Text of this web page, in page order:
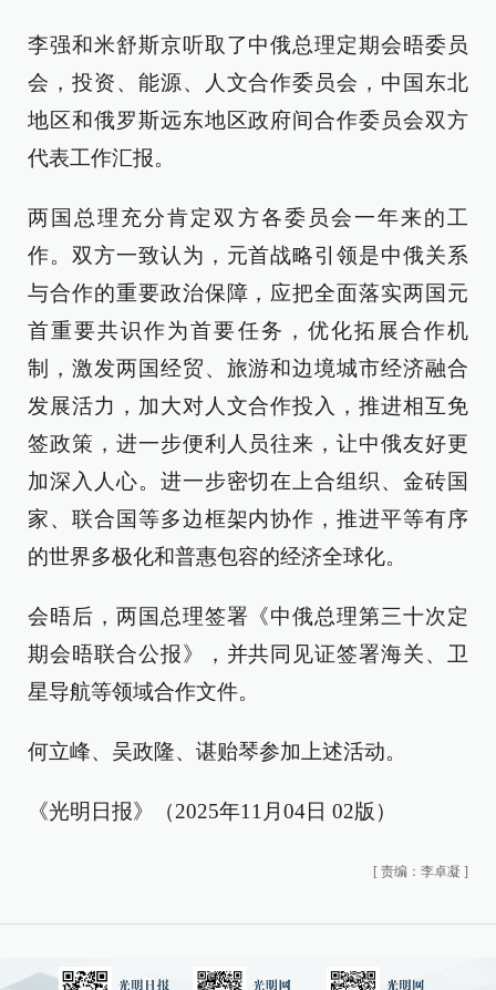
李强和米舒斯京听取了中俄总理定期会晤委员
会，投资、能源、人文合作委员会，中国东北
地区和俄罗斯远东地区政府间合作委员会双方
代表工作汇报。
两国总理充分肯定双方各委员会一年来的工
作。双方一致认为，元首战略引领是中俄关系
与合作的重要政治保障，应把全面落实两国元
首重要共识作为首要任务，优化拓展合作机
制，激发两国经贸、旅游和边境城市经济融合
发展活力，加大对人文合作投入，推进相互免
签政策，进一步便利人员往来，让中俄友好更
加深入人心。进一步密切在上合组织、金砖国
家、联合国等多边框架内协作，推进平等有序
的世界多极化和普惠包容的经济全球化。
会晤后，两国总理签署《中俄总理第三十次定
期会晤联合公报》，并共同见证签署海关、卫
星导航等领域合作文件。
何立峰、吴政隆、谌贻琴参加上述活动。
《光明日报》（2025年11月04日 02版）
[ 责编：李卓凝 ]